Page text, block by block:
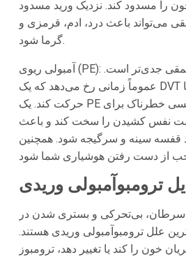
را مسدود کند. نزدیک ورید مسدود
می‌تواند باعث درد، ادم، قرمزی و
گرما شود.
آمبولی ریوی (PE): این از ترومبوز ورید عمقی جدی‌تر است.
عموماً زمانی رخ می‌دهد که یک DVT شل شده و به ریه‌ها
حرکت کند. یک PE یک وضعیت اورژانسی خطرناک برای
نفس کشیدن را سخت کند و باعث
قفسه سینه و سرگیجه شود. همچنین
ترومبوآمبولی وریدی
بی‌تحرکی و بستری شدن در
علل ترومبوآمبولی وریدی هستند.
خون را کند یا تغییر دهد، ترومبوز